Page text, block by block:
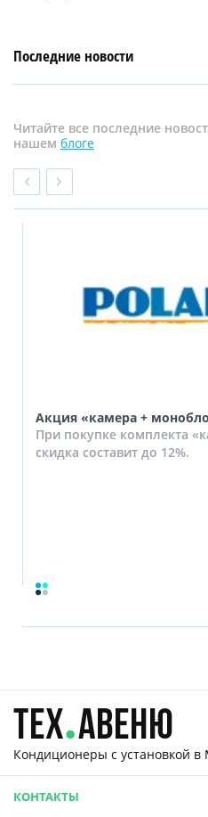
Последние новости
Читайте все последние
нашем блоге
Акция «камера +
При покупке комплекта
скидка составит до 12%.
Кондиционеры с установкой в
КОНТАКТЫ